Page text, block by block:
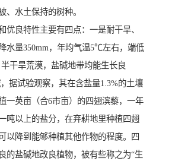
、水土保持的树种。
优良特性主要有四点：一是耐干旱、
水量350mm，年均气温5℃左右，端低
干旱荒漠，盐碱地带均能生长良
据试验观察，其在含盐量1.3%的土壤
一英亩（合6市亩）的四翅滨藜，一年
吨以上的盐分，在弃耕地里种植四翅
以降到能够种植其他作物的程度。四
的盐碱地改良植物，被有些称之为“生